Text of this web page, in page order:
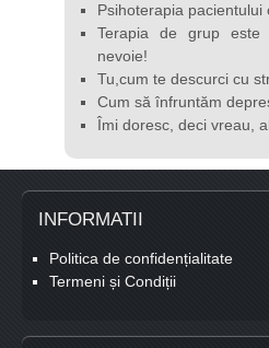
Psihoterapia pacientului
Terapia de grup
nevoie!
Tu,cum te descurci cu
Cum să înfruntăm
Îmi doresc, deci vreau,
INFORMATII
Politica de confidențialitate
Termeni și Condiții